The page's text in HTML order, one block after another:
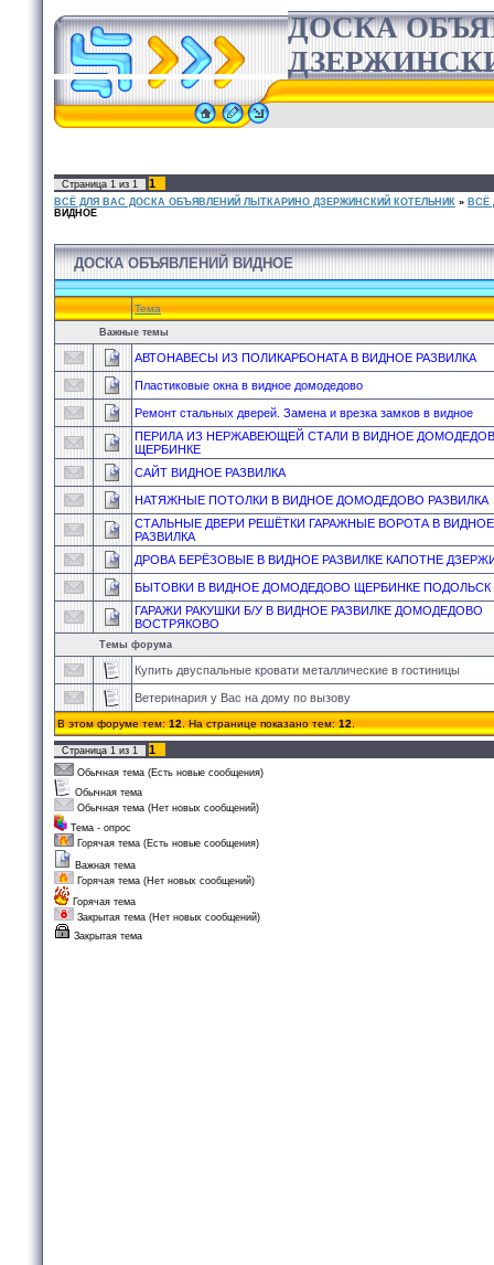
ДОСКА
Страница 1 из 1 1
ВСЁ ДЛЯ ВАС ДОСКА ОБЪЯВЛЕНИЙ ЛЫТКАРИНО ДЗЕРЖИНСКИЙ КОТЕЛЬНИК » ВСЁ
ВИДНОЕ
ДОСКА ОБЪЯВЛЕНИЙ ВИДНОЕ
Тема
Важные темы
АВТОНАВЕСЫ ИЗ ПОЛИКАРБОНАТА В ВИДНОЕ РАЗВИЛКА
Пластиковые окна в видное домодедово
Ремонт стальных дверей. Замена и врезка замков в видное
ПЕРИЛА ИЗ НЕРЖАВЕЮЩЕЙ СТАЛИ В ВИДНОЕ
ЩЕРБИНКЕ
САЙТ ВИДНОЕ РАЗВИЛКА
НАТЯЖНЫЕ ПОТОЛКИ В ВИДНОЕ ДОМОДЕДОВО РАЗВИЛКА
СТАЛЬНЫЕ ДВЕРИ РЕШЁТКИ ГАРАЖНЫЕ ВОРОТА В ВИДНОЕ
РАЗВИЛКА
ДРОВА БЕРЁЗОВЫЕ В ВИДНОЕ РАЗВИЛКЕ КАПОТНЕ
БЫТОВКИ В ВИДНОЕ ДОМОДЕДОВО ЩЕРБИНКЕ ПОДОЛЬСК
ГАРАЖИ РАКУШКИ Б/У В ВИДНОЕ РАЗВИЛКЕ ДОМОДЕДОВО
ВОСТРЯКОВО
Темы форума
Купить двуспальные кровати металлические в гостиницы
Ветеринария у Вас на дому по вызову
В этом форуме тем: 12 . На странице показано тем: 12
Страница 1 из 1 1
Обычная тема (Есть новые сообщения)
Обычная тема
Обычная тема (Нет новых сообщений)
Тема - опрос
Горячая тема (Есть новые сообщения)
Важная тема
Горячая тема (Нет новых сообщений)
Горячая тема
Закрытая тема (Нет новых сообщений)
Закрытая тема